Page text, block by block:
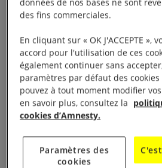
Mot de passe oublié ?
Un problème de connexion ?
données de nos bases ne sont
des fins commerciales.
En cliquant sur « OK J'ACCEPTE »,
accord pour l'utilisation de ces
également continuer sans
paramètres par défaut des
pouvez à tout moment modifier
en savoir plus, consultez la
cookies d’Amnesty.
Paramètres des
cookies